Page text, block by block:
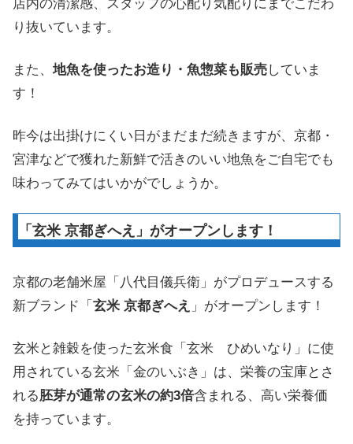
店内の清潔感、スタッフの心配り気配りにまでこだわ
り抜いています。
また、 地魚を使ったお造り・魚惣菜も販売していま
す！
昨今は出掛けにくい日がまだまだ続きますが、京都・
宮津などで獲れた新鮮で活きのいい地魚をご自宅でも
味わってみてはいかがでしょうか。
「玄米 京都ぎへえ」がオープンします！
京都の老舗米屋「八代目儀兵衛」がプロデュースする
新ブランド「 玄米 京都ぎへえ 」がオープンします！
玄米と雑穀を使った玄米食「玄米 ひめいなり」に使
用されている玄米「金のいぶき」は、栄養の宝庫とさ
れる胚芽が通常の玄米の約3倍含まれる、高い栄養価
を持っています。